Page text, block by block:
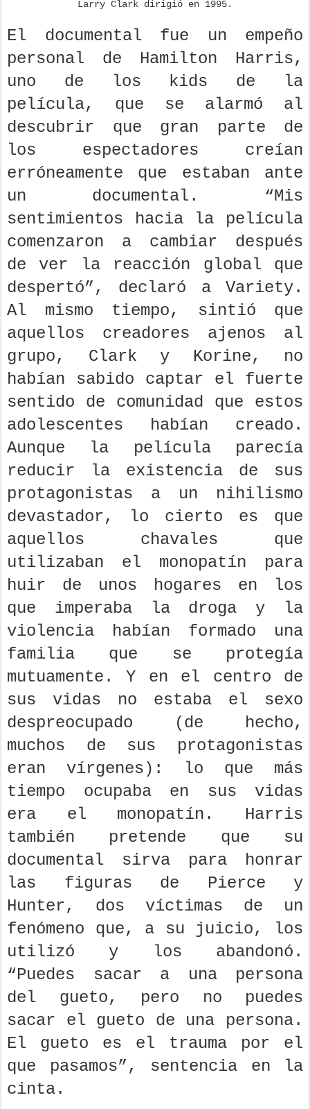
El documental fue un empeño
personal de Hamilton Harris,
uno de los kids de la
película, que se alarmó al
descubrir que gran parte de
los espectadores creían
erróneamente que estaban ante
un documental. “Mis
sentimientos hacia la película
comenzaron a cambiar después
de ver la reacción global que
despertó”, declaró a Variety.
Al mismo tiempo, sintió que
aquellos creadores ajenos al
grupo, Clark y Korine, no
habían sabido captar el fuerte
sentido de comunidad que estos
adolescentes habían creado.
Aunque la película parecía
reducir la existencia de sus
protagonistas a un nihilismo
devastador, lo cierto es que
aquellos chavales que
utilizaban el monopatín para
huir de unos hogares en los
que imperaba la droga y la
violencia habían formado una
familia que se protegía
mutuamente. Y en el centro de
sus vidas no estaba el sexo
despreocupado (de hecho,
muchos de sus protagonistas
eran vírgenes): lo que más
tiempo ocupaba en sus vidas
era el monopatín. Harris
también pretende que su
documental sirva para honrar
las figuras de Pierce y
Hunter, dos víctimas de un
fenómeno que, a su juicio, los
utilizó y los abandonó.
“Puedes sacar a una persona
del gueto, pero no puedes
sacar el gueto de una persona.
El gueto es el trauma por el
que pasamos”, sentencia en la
cinta.